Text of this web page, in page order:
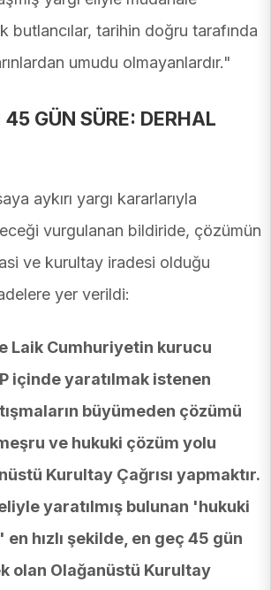
butlancılar, tarihin doğru tarafında
umudu olmayanlardır."
GÜN SÜRE: DERHAL
aykırı yargı kararlarıyla
vurgulanan bildiride, çözümün
ve kurultay iradesi olduğu
yer verildi:
Laik Cumhuriyetin kurucu
içinde yaratılmak istenen
büyümeden çözümü
ve hukuki çözüm yolu
Kurultay Çağrısı yapmaktır.
yaratılmış bulunan 'hukuki
hızlı şekilde, en geç 45 gün
olan Olağanüstü Kurultay